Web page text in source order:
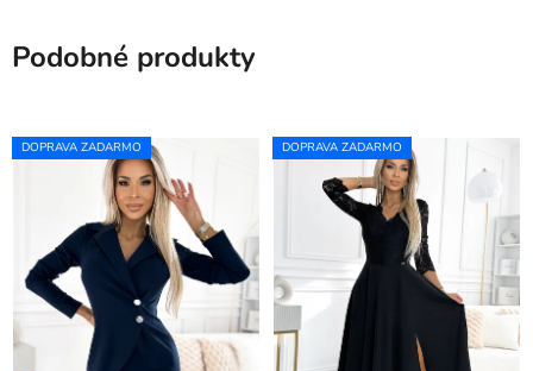
Podobné produkty
DOPRAVA ZADARMO DOPRAVA ZADARMO